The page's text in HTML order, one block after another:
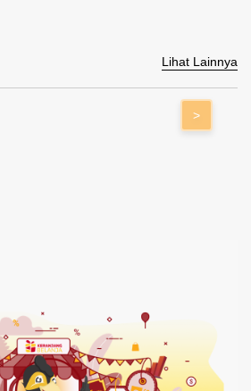
Lihat Lainnya
>